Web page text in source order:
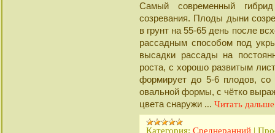
Самый современный
созревания. Плоды дыни
в грунт на 55-65 день после
рассадным способом под
высадки рассады на
роста, с хорошо развитым
формирует до 5-6 плодов,
овальной формы, с чётко
цвета снаружи ... Читать
Категория: Среднеранний |